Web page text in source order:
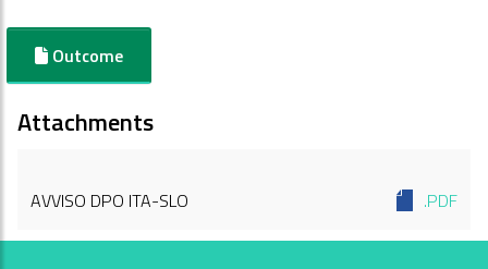
Outcome
Attachments
AVVISO DPO ITA-SLO .PDF